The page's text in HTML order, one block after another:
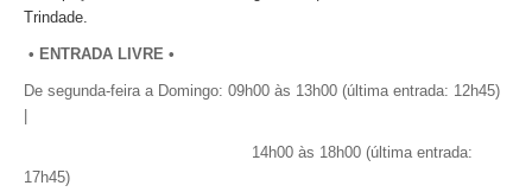
Trindade.
• ENTRADA LIVRE •
De segunda-feira a Domingo: 09h00 às 13h00 (última entrada: 12h45)
14h00 às 18h00 (última entrada:
17h45)